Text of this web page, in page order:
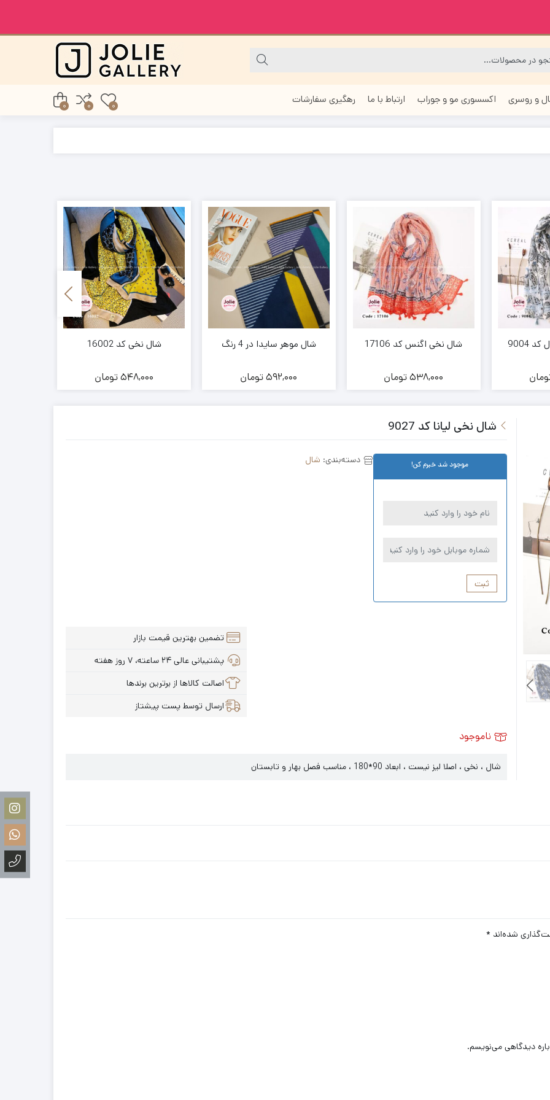
و روسری اکسسوری مو و جوراب ارتباط با ما رهگیری سفارشات
0
0
0
9004 شال نخی اگنس کد 17106
538,000تومان
شال موهر سایدا در 4 رنگ
592,000تومان
شال نخی کد 16002
548,000تومان
شال نخی لیانا کد 9027
موجود شد خبرم کن!
ثبت
دسته‌بندی: شال
تضمین بهترین قیمت بازار
پشتیبانی عالی ۲۴ ساعته، ۷ روز هفته
اصالت کالاها از برترین برندها
ارسال توسط پست پیشتاز
ناموجود
شال ، نخی ، اصلا لیز نیست ، ابعاد 90*180 ، مناسب فصل بهار و تابستان
شده‌اند *
دیدگاهی می‌نویسم.